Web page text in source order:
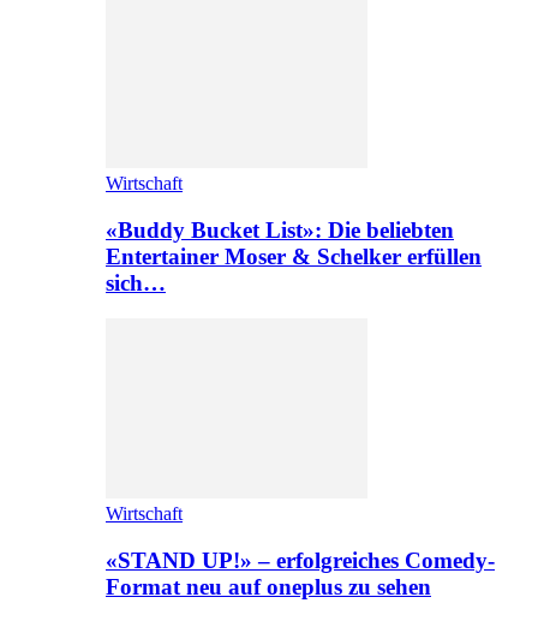
Wirtschaft
«Buddy Bucket List»: Die beliebten
Entertainer Moser & Schelker erfüllen
sich…
Wirtschaft
«STAND UP!» – erfolgreiches Comedy-
Format neu auf oneplus zu sehen